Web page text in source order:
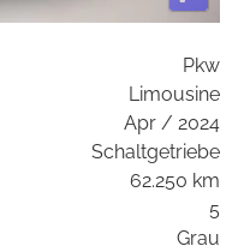
Pkw
Limousine
Apr / 2024
Schaltgetriebe
62.250 km
5
Grau